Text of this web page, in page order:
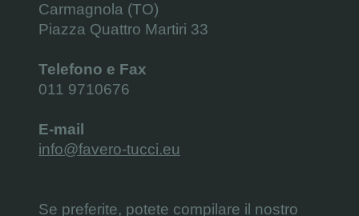
Carmagnola (TO)
Piazza Quattro Martiri 33
Telefono e Fax
011 9710676
E-mail
info@favero-tucci.eu
Se preferite, potete compilare il nostro